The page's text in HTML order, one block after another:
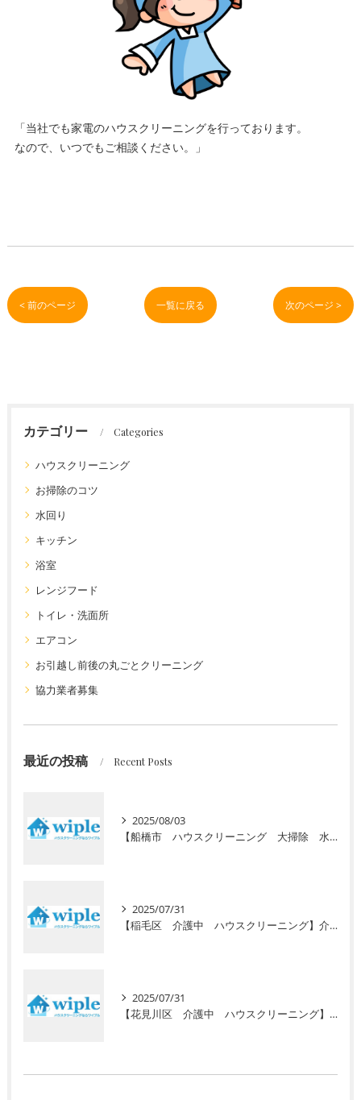
「当社でも家電のハウスクリーニングを行っております。
なので、いつでもご相談ください。」
< 前のページ 一覧に戻る 次のページ >
カテゴリー Categories
ハウスクリーニング
お掃除のコツ
水回り
キッチン
浴室
レンジフード
トイレ・洗面所
エアコン
お引越し前後の丸ごとクリーニング
協力業者募集
最近の投稿 Recent Posts
2025/08/03
【船橋市 ハウスクリーニング 大掃除 水回り】高齢者向けの定期清掃サービスをご紹介！ 初回お試し半額キャンペーン実施中
2025/07/31
【稲毛区 介護中 ハウスクリーニング】介護で忙しいあなたに初回お試し半額キャンペーン！安心の高齢者専門サービスで毎日の暮らしをサポート
2025/07/31
【花見川区 介護中 ハウスクリーニング】介護で忙しいあなたへ。初回半額キャンペーンで水回りのプロ清掃を体験しませんか？